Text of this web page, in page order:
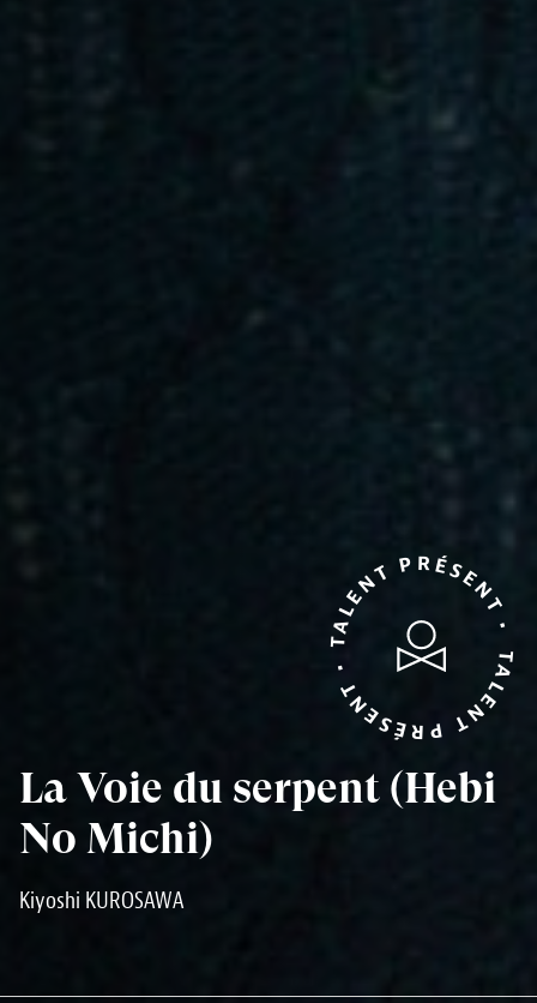
La Voie du serpent (Hebi
No Michi)
Kiyoshi KUROSAWA
TALENT PRÉSENT • TALENT PRÉSENT •